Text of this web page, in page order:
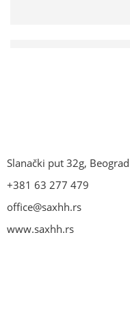
Slanački put 32g, Beograd
+381 63 277 479
office@saxhh.rs
www.saxhh.rs